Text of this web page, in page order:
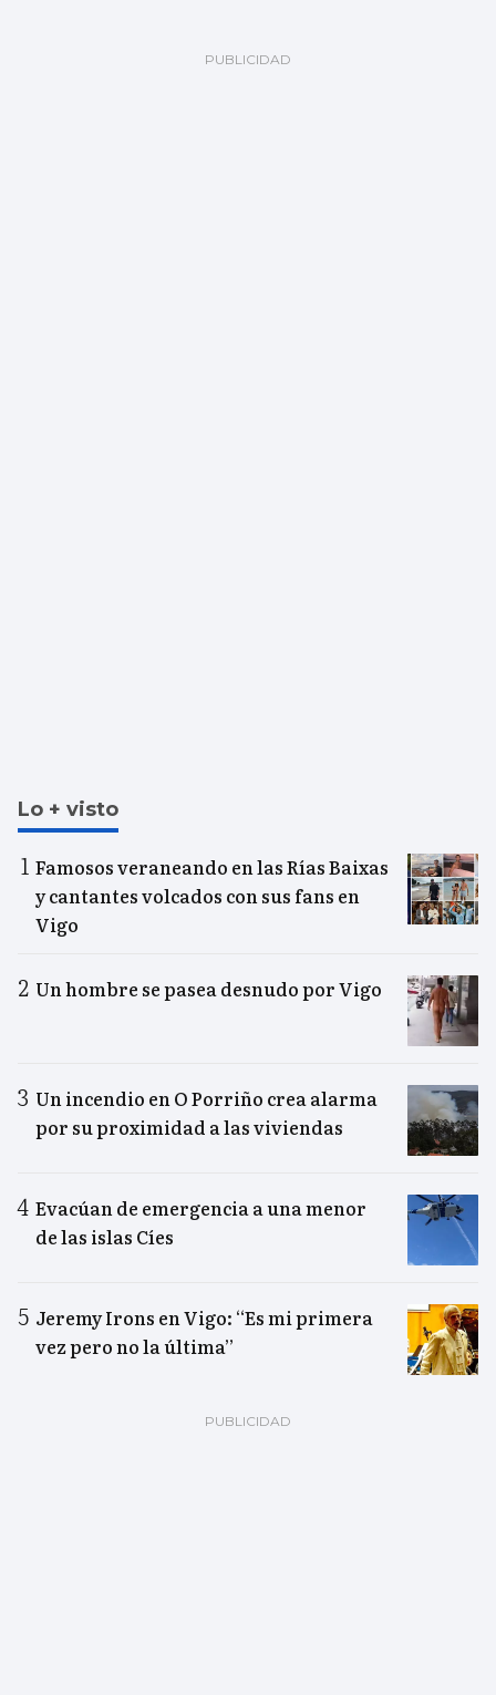
Lo + visto
Famosos veraneando en las Rías Baixas
y cantantes volcados con sus fans en
Vigo
Un hombre se pasea desnudo por Vigo
Un incendio en O Porriño crea alarma
por su proximidad a las viviendas
Evacúan de emergencia a una menor
de las islas Cíes
Jeremy Irons en Vigo: “Es mi primera
vez pero no la última”